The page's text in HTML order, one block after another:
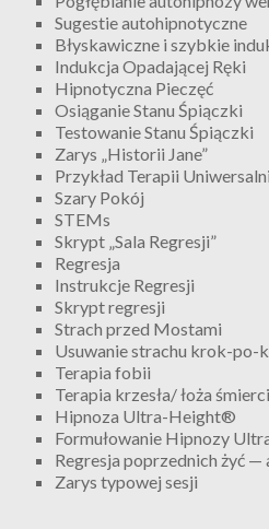
Sugestie autohipnotyczne
Błyskawiczne i szybkie
Indukcja Opadającej Ręki
Hipnotyczna Pieczęć
Osiąganie Stanu Śpiączki
Testowanie Stanu Śpiączki
Zarys „Historii Jane”
Przykład Terapii
Szary Pokój
STEMs
Skrypt „Sala Regresji”
Regresja
Instrukcje Regresji
Skrypt regresji
Strach przed Mostami
Usuwanie strachu krok-po-
Terapia fobii
Terapia krzesła/ łoża śmierci
Hipnoza Ultra-Height®
Formułowanie Hipnozy
Regresja poprzednich żyć —
Zarys typowej sesji